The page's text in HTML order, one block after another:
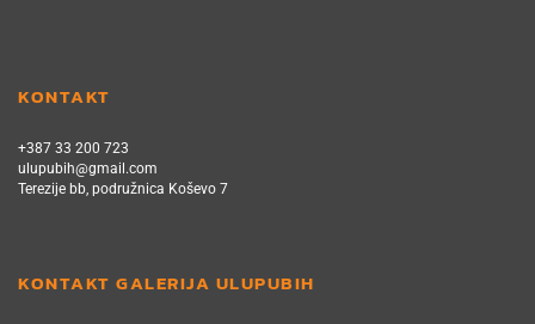
KONTAKT
+387 33 200 723
ulupubih@gmail.com
Terezije bb, podružnica Koševo 7
KONTAKT GALERIJA ULUPUBIH